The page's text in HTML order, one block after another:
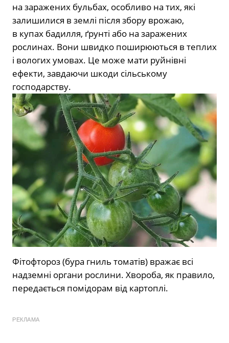
на заражених бульбах, особливо на тих, які
залишилися в землі після збору врожаю,
в купах бадилля, ґрунті або на заражених
рослинах. Вони швидко поширюються в теплих
і вологих умовах. Це може мати руйнівні
ефекти, завдаючи шкоди сільському
господарству.
Фітофтороз (бура гниль томатів) вражає всі
надземні органи рослини. Хвороба, як правило,
передається помідорам від картоплі.
РЕКЛАМА